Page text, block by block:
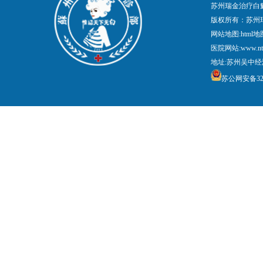
苏州瑞金治疗白
版权所有：苏
网站地图:html地
医院网站
地址:苏州吴中
苏公网安备